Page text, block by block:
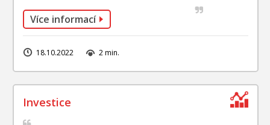
Více informací
18.10.2022 2 min.